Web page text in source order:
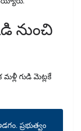
నుంచి
గుడి మెట్లకే
ప్రభుత్వం